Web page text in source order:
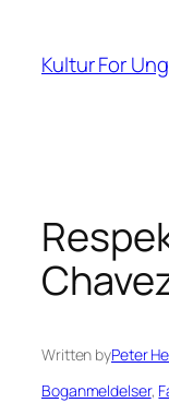
indhold
Kultur For
Written byPeter
Boganmeldelser,